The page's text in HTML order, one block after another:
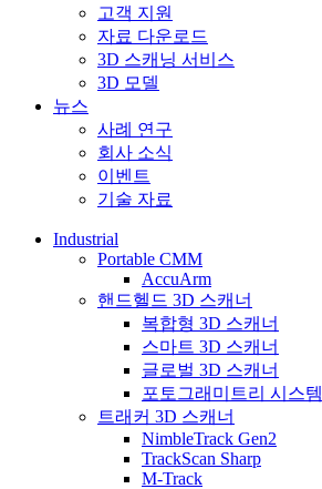
고객 지원
자료 다운로드
3D 스캐닝 서비스
3D 모델
뉴스
사례 연구
회사 소식
이벤트
기술 자료
Industrial
Portable CMM
AccuArm
핸드헬드 3D 스캐너
복합형 3D 스캐너
스마트 3D 스캐너
글로벌 3D 스캐너
포토그래미트리 시스템
트래커 3D 스캐너
NimbleTrack Gen2
TrackScan Sharp
M-Track